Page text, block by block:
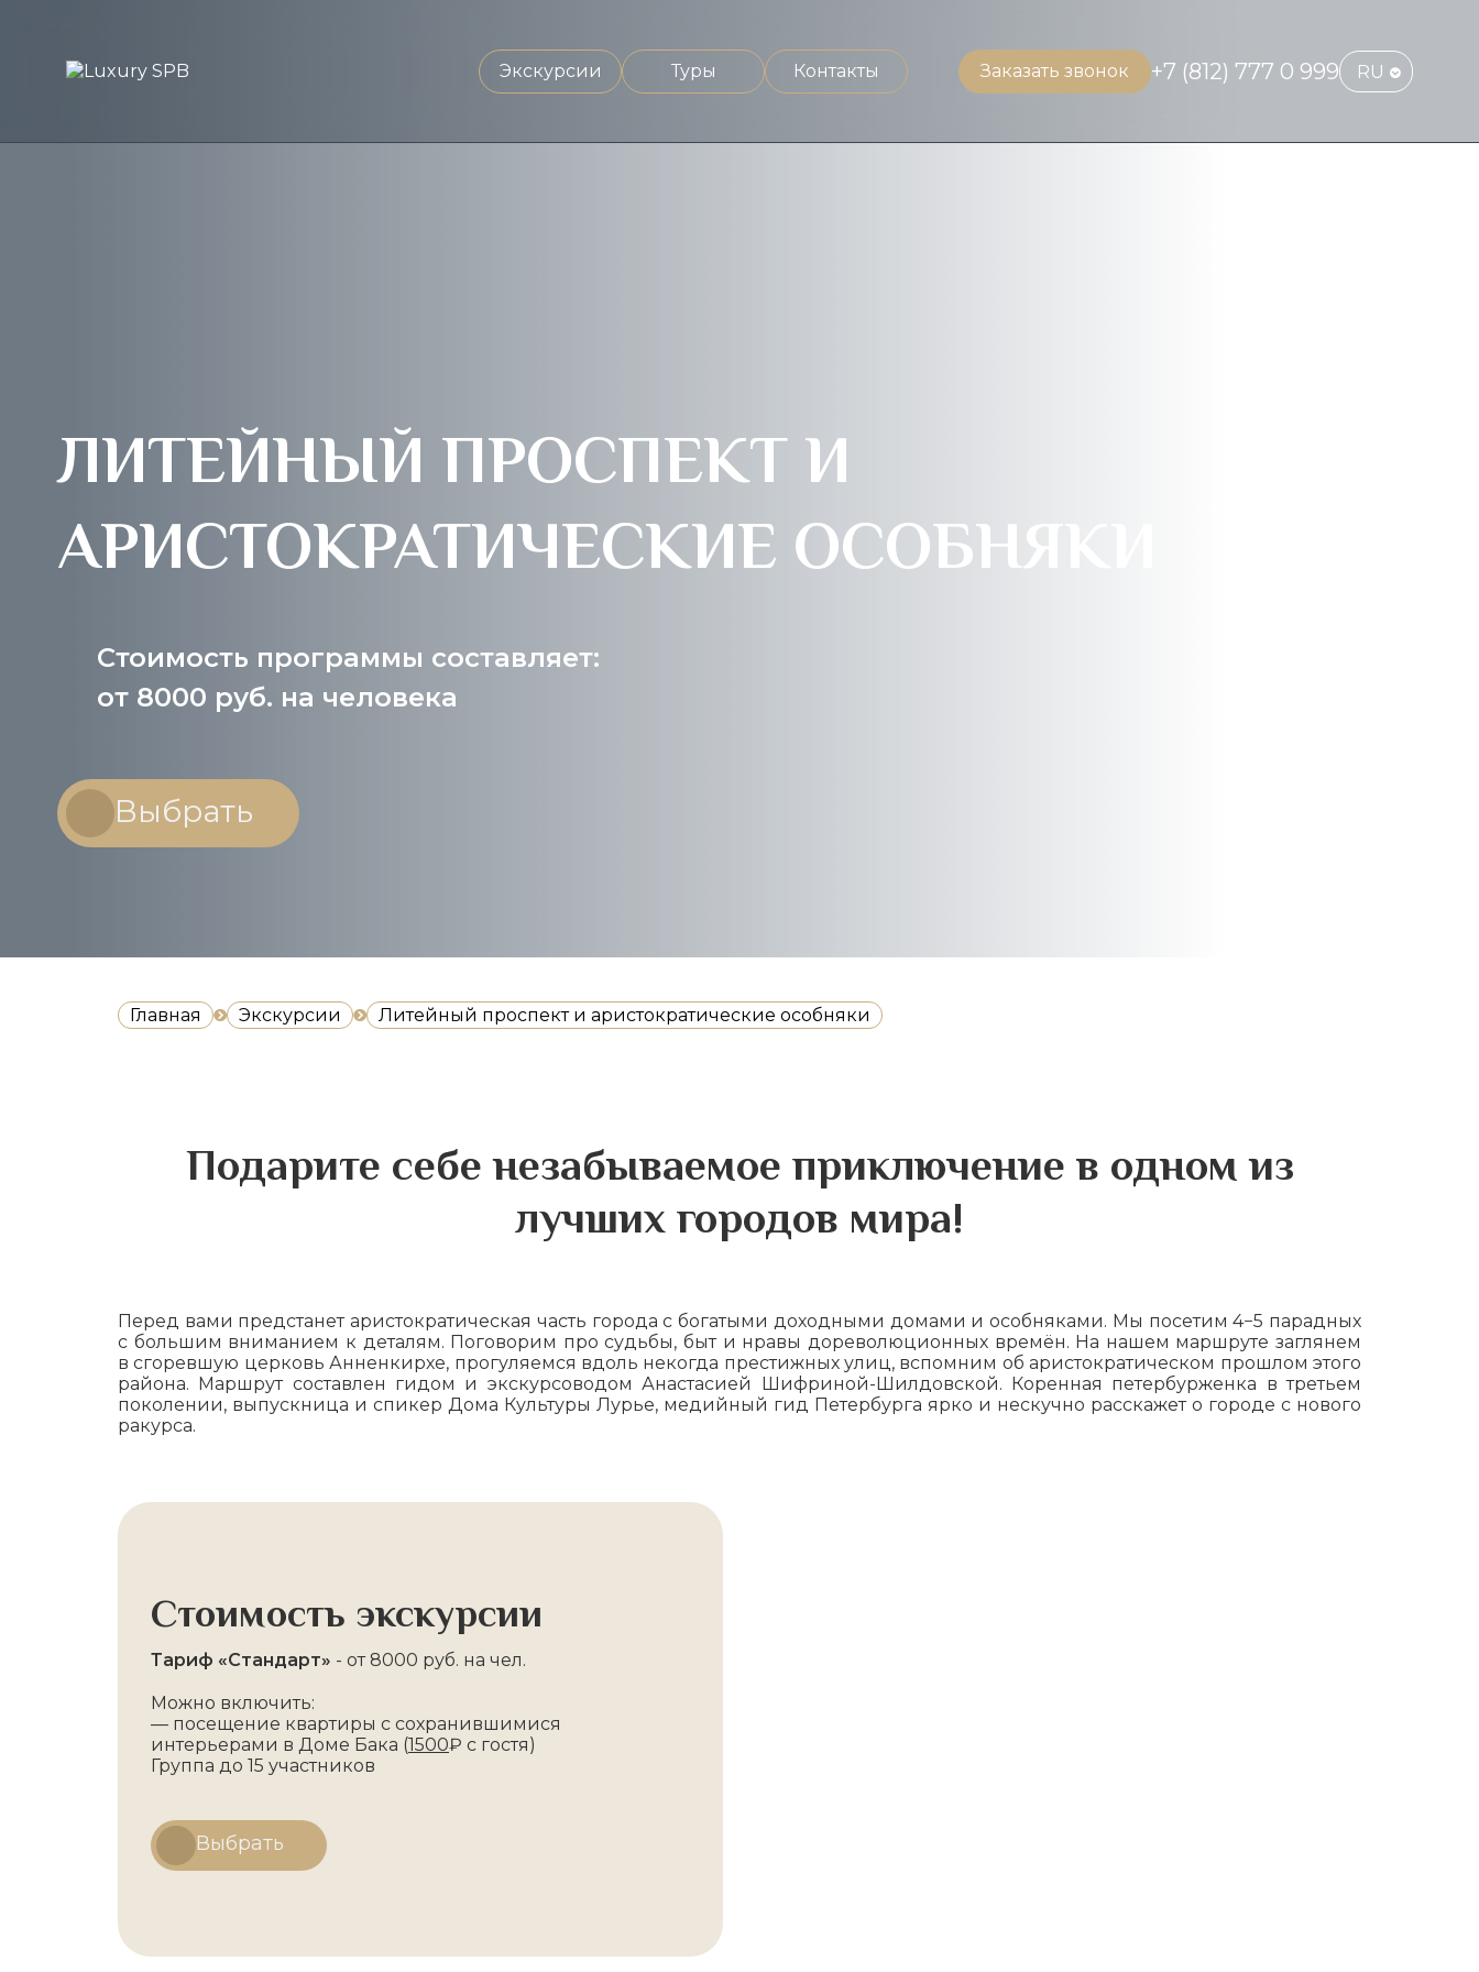
Экскурсии Туры Контакты Заказать звонок +7 (812) 777 0 999 RU
ЛИТЕЙНЫЙ ПРОСПЕКТ И
АРИСТОКРАТИЧЕСКИЕ ОСОБНЯКИ
Стоимость программы составляет:
от 8000 руб. на человека
Выбрать
Главная Экскурсии Литейный проспект и аристократические особняки
Подарите себе незабываемое приключение в одном из
лучших городов мира!
Перед вами предстанет аристократическая часть города с богатыми доходными домами и особняками. Мы посетим 4−5 парадных
с большим вниманием к деталям. Поговорим про судьбы, быт и нравы дореволюционных времён. На нашем маршруте заглянем
в сгоревшую церковь Анненкирхе, прогуляемся вдоль некогда престижных улиц, вспомним об аристократическом прошлом этого
района. Маршрут составлен гидом и экскурсоводом Анастасией Шифриной-Шилдовской. Коренная петербурженка в третьем
поколении, выпускница и спикер Дома Культуры Лурье, медийный гид Петербурга ярко и нескучно расскажет о городе с нового
ракурса.
Стоимость экскурсии
Тариф «Стандарт» - от 8000 руб. на чел.
Можно включить:
— посещение квартиры с сохранившимися
интерьерами в Доме Бака (1500₽ с гостя)
Группа до 15 участников
Выбрать